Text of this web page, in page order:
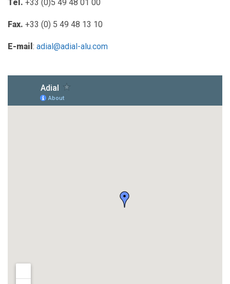
Tél. +33 (0)5 49 48 01 00
Fax. +33 (0) 5 49 48 13 10
E-mail : adial@adial-alu.com